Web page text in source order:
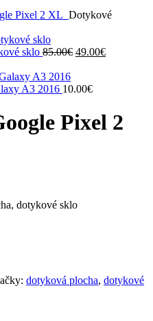
Pixel 2 XL Dotykové
sklo 85.00€ Pôvodná
85.00€.
49.00€Aktuálna
A3 2016 10.00€
Pixel 2
dotykové sklo
dotyková plocha, dotykové